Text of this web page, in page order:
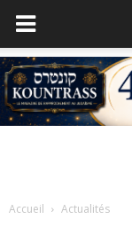
Accueil Actualités